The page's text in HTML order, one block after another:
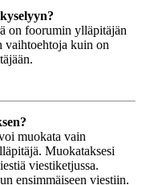
on foorumin ylläpitäjän
vaihtoehtoja kuin on
muokata vain
Muokataksesi
viestiketjussa.
ensimmäiseen viestiin.